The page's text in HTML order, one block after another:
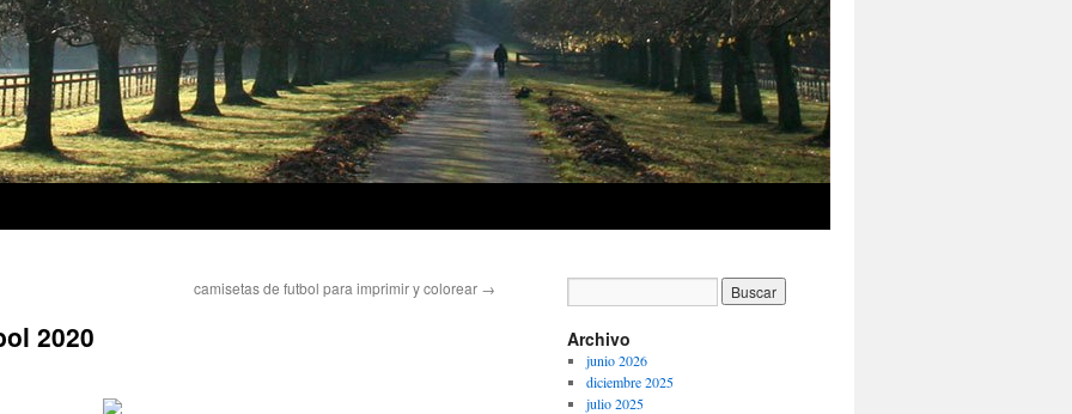
camisetas de futbol para imprimir y colorear →
2020 Archivo
junio 2026
diciembre 2025
julio 2025